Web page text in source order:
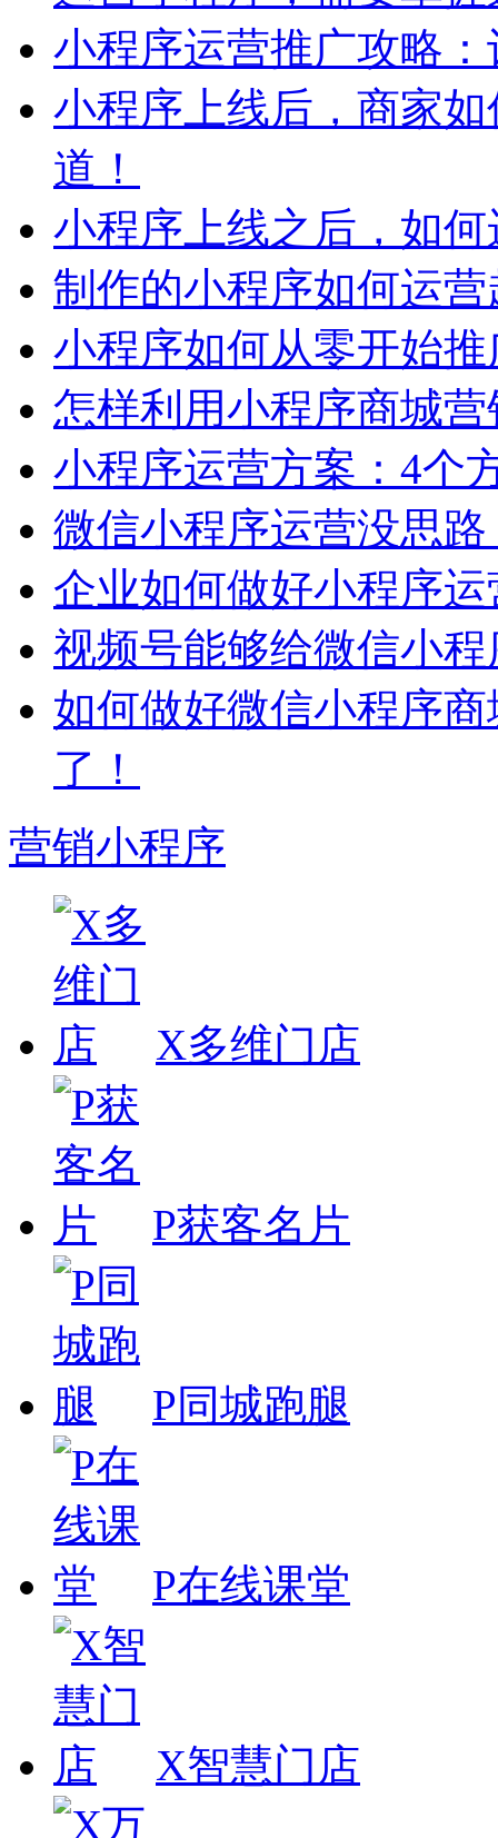
小程序运营推广攻略
小程序上线后，商家
道！
小程序上线之后，如
制作的小程序如何运
小程序如何从零开始推
怎样利用小程序商城
小程序运营方案：4个
微信小程序运营没思
企业如何做好小程序运
视频号能够给微信小
如何做好微信小程序
了！
营销小程序
X多维门店
P获客名片
P同城跑腿
P在线课堂
X智慧门店